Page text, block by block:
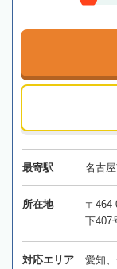
最寄駅 名古
所在地
〒
下407
対応エリア 愛知